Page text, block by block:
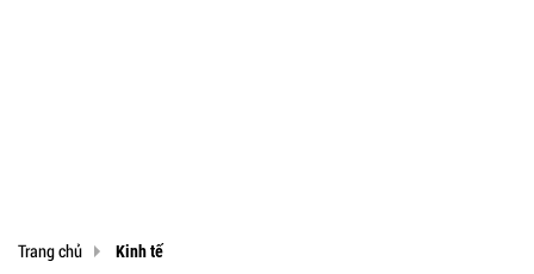
Trang chủ Kinh tế